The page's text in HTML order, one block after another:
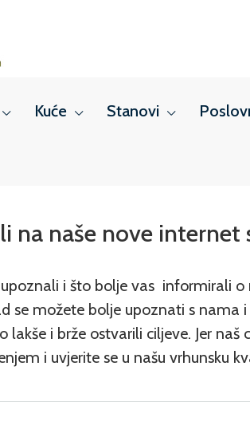
Kuće Stanovi
na naše nove internet
upoznali i što bolje vas informirali
se možete bolje upoznati s nama
lakše i brže ostvarili ciljeve. Jer
i uvjerite se u našu vrhunsku